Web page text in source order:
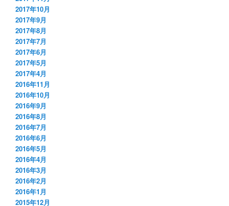
2017年10月
2017年9月
2017年8月
2017年7月
2017年6月
2017年5月
2017年4月
2016年11月
2016年10月
2016年9月
2016年8月
2016年7月
2016年6月
2016年5月
2016年4月
2016年3月
2016年2月
2016年1月
2015年12月